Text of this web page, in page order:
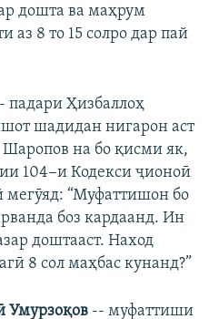
дошта ва маҳрум
аз 8 то 15 солро дар пай
Ҳизбаллоҳ
шадидан нигарон аст
Шаропов на бо қисми як,
104−и Кодекси ҷионоӣ
мегӯяд: “Муфаттишон бо
боз кардаанд. Ин
доштааст. Наход
8 сол маҳбас кунанд?”
Умурзоқов -- муфаттиши